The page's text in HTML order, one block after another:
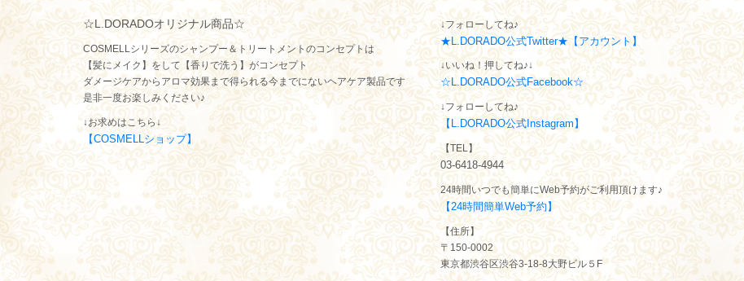
☆L.DORADOオリジナル商品☆
COSMELLシリーズのシャンプー＆トリートメントのコンセプトは
【髪にメイク】をして【香りで洗う】がコンセプト
ダメージケアからアロマ効果まで得られる今までにないヘアケア製品です
是非一度お楽しみください♪
↓お求めはこちら↓
【COSMELLショップ】
↓フォローしてね♪
★L.DORADO公式Twitter★【アカウント】
↓いいね！押してね♪↓
☆L.DORADO公式Facebook☆
↓フォローしてね♪
【L.DORADO公式Instagram】
【TEL】
03-6418-4944
24時間いつでも簡単にWeb予約がご利用頂けます♪
【24時間簡単Web予約】
【住所】
〒150-0002
東京都渋谷区渋谷3-18-8大野ビル５F